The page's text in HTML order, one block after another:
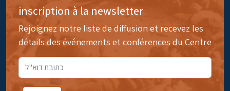
inscription à la newsletter
Rejoignez notre liste de diffusion et recevez les
détails des événements et conférences du Centre